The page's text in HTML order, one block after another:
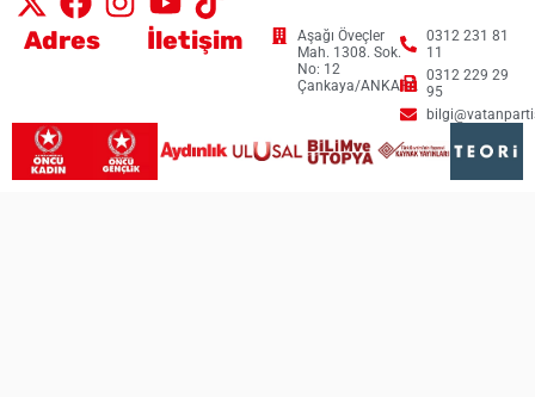
Adres
Aşağı Öveçler
Mah. 1308. Sok.
No: 12
Çankaya/ANKARA
İletişim
0312 231 81
11
0312 229 29
95